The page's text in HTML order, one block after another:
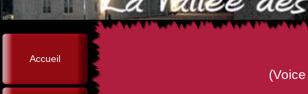
Accueil
(Voice de la Vallée